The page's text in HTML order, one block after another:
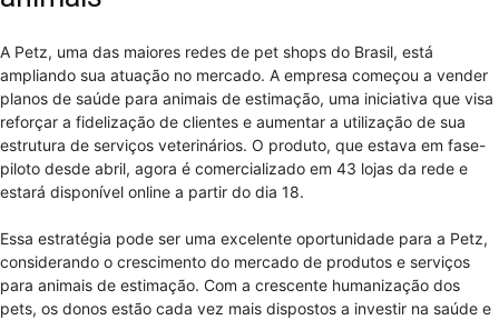
A Petz, uma das maiores redes de pet shops do Brasil, está
ampliando sua atuação no mercado. A empresa começou a vender
planos de saúde para animais de estimação, uma iniciativa que visa
reforçar a fidelização de clientes e aumentar a utilização de sua
estrutura de serviços veterinários. O produto, que estava em fase-
piloto desde abril, agora é comercializado em 43 lojas da rede e
estará disponível online a partir do dia 18.
Essa estratégia pode ser uma excelente oportunidade para a Petz,
considerando o crescimento do mercado de produtos e serviços
para animais de estimação. Com a crescente humanização dos
pets, os donos estão cada vez mais dispostos a investir na saúde e